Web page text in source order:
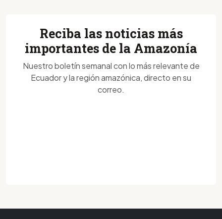
Reciba las noticias más
importantes de la Amazonía
Nuestro boletín semanal con lo más relevante de
Ecuador y la región amazónica, directo en su
correo.